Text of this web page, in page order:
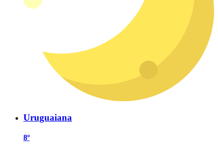
Uruguaiana
8º